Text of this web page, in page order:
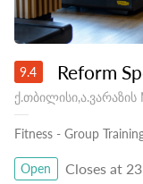
9.4 Reform
Fitness - Group
Open Closes at